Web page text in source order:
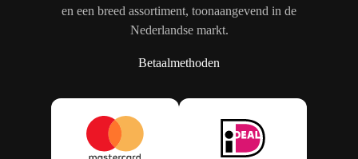
en een breed assortiment, toonaangevend in de
Nederlandse markt.
Betaalmethoden